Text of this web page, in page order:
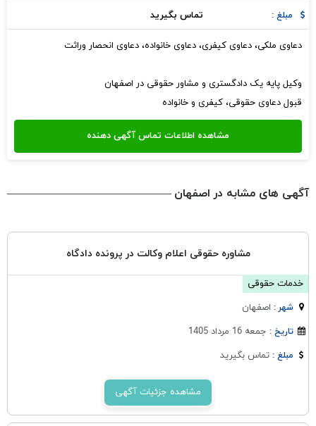
مبلغ : تماس بگیرید
دعاوی ملکی، دعاوی کیفری، دعاوی خانواده، دعاوی انحصار وراثت
وکیل پایه یک دادگستری و مشاور حقوقی در اصفهان
قبول دعاوی حقوقی، کیفری و خانواده
آگهی های مشابه در اصفهان
مشاوره حقوقی اعلام وکالت در پرونده دادگاه
خدمات حقوقی
شهر : اصفهان
تاریخ : جمعه 16 مرداد 1405
مبلغ :تماس بگیرید
مشاهده جزئیات آگهی